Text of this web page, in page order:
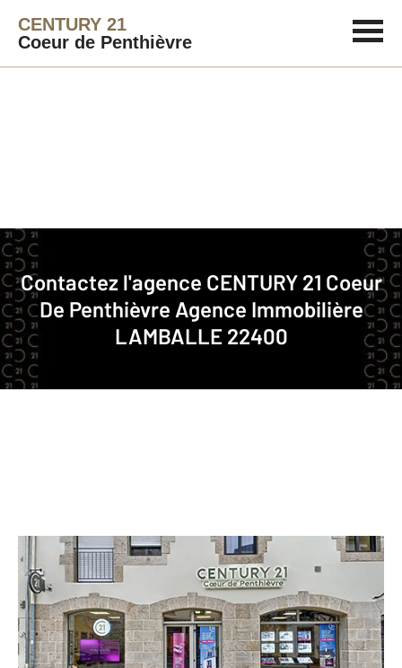
CENTURY 21
Coeur de Penthièvre
Contactez l'agence CENTURY 21 Coeur
De Penthièvre Agence Immobilière
LAMBALLE 22400
Agence immobilière
Notre agence à LAMBALLE
CENTURY 21 Coeur de Penthièvre
17 rue Saint-Martin
LAMBALLE - 22400